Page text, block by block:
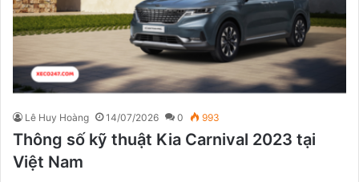
Lê Huy Hoàng 14/07/2026 0 993
Thông số kỹ thuật Kia Carnival 2023 tại
Việt Nam